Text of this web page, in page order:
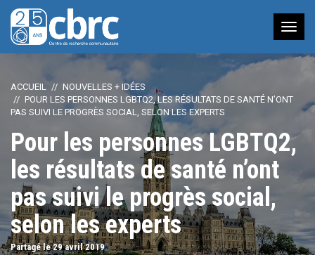
à
ACCUEIL
NOUVELLES + IDÉES
POUR LES PERSONNES LGBTQ2, LES RÉSULTATS DE SANTÉ N’ONT
PAS SUIVI LE PROGRÈS SOCIAL, SELON LES EXPERTS
Pour les personnes LGBTQ2,
les résultats de santé n’ont
pas suivi le progrès social,
selon les experts
Partagé le 29avril2019